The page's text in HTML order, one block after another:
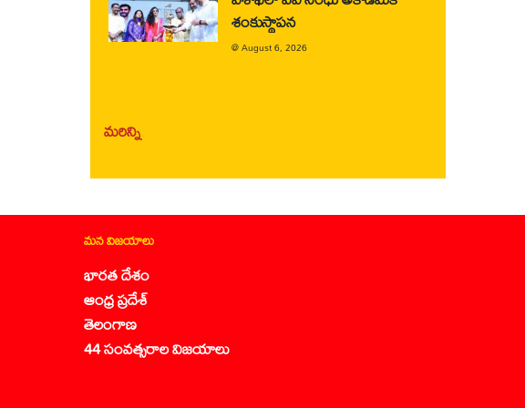
శంకుస్థాపన
@August 6, 2026
మరిన్ని
మన విజయాలు
భారత దేశం
ఆంధ్ర ప్రదేశ్
తెలంగాణ
44 సంవత్సరాల విజయాలు